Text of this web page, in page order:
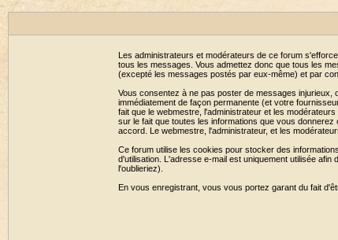
Les administrateurs et modérateurs de ce forum
tous les messages. Vous admettez donc que tous les
(excepté les messages postés par eux-même) et par
Vous consentez à ne pas poster de messages
immédiatement de façon permanente (et votre
fait que le webmestre, l'administrateur et les
sur le fait que toutes les informations que vous
accord. Le webmestre, l'administrateur, et les
Ce forum utilise les cookies pour stocker des
d'utilisation. L'adresse e-mail est uniquement utilisée
l'oublieriez).
En vous enregistrant, vous vous portez garant du fait